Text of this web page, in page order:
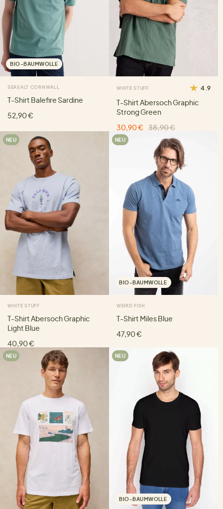
BIO-BAUMWOLLE
SEASALT CORNWALL
T-Shirt Balefire Sardine
52,90 €
WHITE STUFF 4.9
T-Shirt Abersoch Graphic
Strong Green
30,90 €
38,90 €
NEU
WHITE STUFF
T-Shirt Abersoch Graphic
Light Blue
40,90 €
NEU
BIO-BAUMWOLLE
WEIRD FISH
T-Shirt Miles Blue
47,90 €
NEU NEU
BIO-BAUMWOLLE